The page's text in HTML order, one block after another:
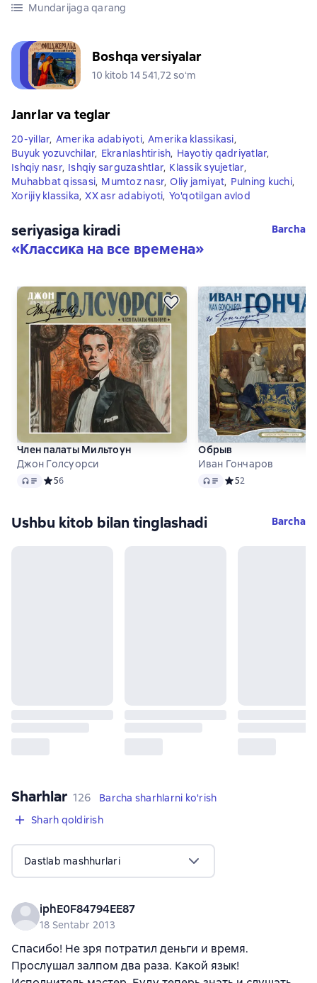
Mundarijaga qarang
Boshqa versiyalar
10 kitob 14 541,72 soʻm
Janrlar va teglar
20-yillar, Amerika adabiyoti, Amerika klassikasi,
Buyuk yozuvchilar, Ekranlashtirish, Hayotiy qadriyatlar,
Ishqiy nasr, Ishqiy sarguzashtlar, Klassik syujetlar,
Muhabbat qissasi, Mumtoz nasr, Oliy jamiyat, Pulning kuchi,
Xorijiy klassika, XX asr adabiyoti, Yo'qotilgan avlod
seriyasiga kiradi
«Классика на все времена»
Barcha
Член палаты Мильтоун
Джон Голсуорси
Audio Средний рейтинг 5 на основе 6 оценок
56
Обрыв
Иван Гончаров
Audio Средний рейтинг 5
52
Ushbu kitob bilan tinglashadi Barcha
Sharhlar 126 sharhlar
126
Barcha sharhlarni ko'rish
Sharh qoldirish
Dastlab mashhurlari
iphE0F84794EE87
18 Sentabr 2013
Спасибо! Не зря потратил деньги и время.
Прослушал залпом два раза. Какой язык!